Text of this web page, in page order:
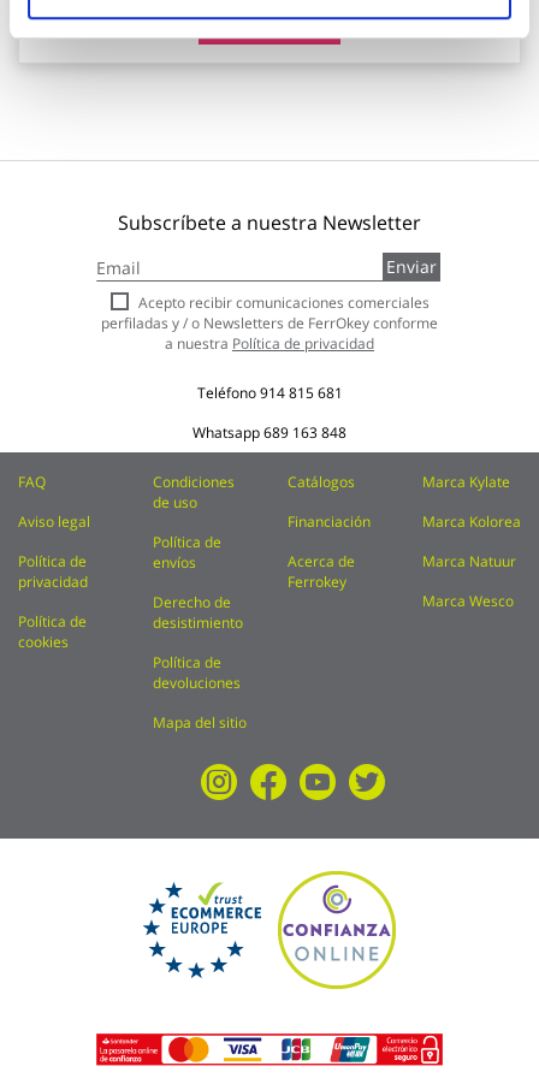
Añadir al carrito
Subscríbete a nuestra Newsletter
a
nuestro
boletín
de
Enviar
Acepto recibir comunicaciones comerciales
perfiladas y / o Newsletters de FerrOkey conforme
a nuestra Política de privacidad
Teléfono914 815 681
Whatsapp689 163 848
FAQ
Aviso legal
Política de
privacidad
Política de
cookies
Condiciones
de uso
Política de
envíos
Derecho de
desistimiento
Política de
devoluciones
Mapa del sitio
Catálogos
Financiación
Acerca de
Ferrokey
Marca Kylate
Marca Kolorea
Marca Natuur
Marca Wesco